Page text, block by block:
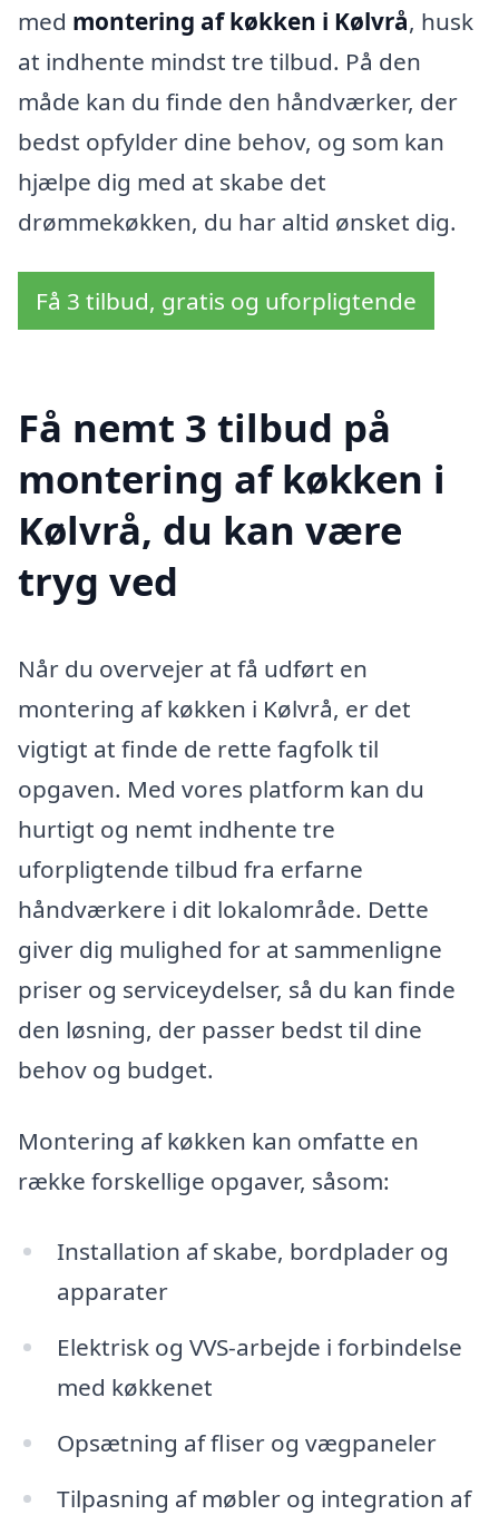
med montering af køkken i Kølvrå, husk
at indhente mindst tre tilbud. På den
måde kan du finde den håndværker, der
bedst opfylder dine behov, og som kan
hjælpe dig med at skabe det
drømmekøkken, du har altid ønsket dig.
Få 3 tilbud, gratis og uforpligtende
Få nemt 3 tilbud på
montering af køkken i
Kølvrå, du kan være
tryg ved
Når du overvejer at få udført en
montering af køkken i Kølvrå, er det
vigtigt at finde de rette fagfolk til
opgaven. Med vores platform kan du
hurtigt og nemt indhente tre
uforpligtende tilbud fra erfarne
håndværkere i dit lokalområde. Dette
giver dig mulighed for at sammenligne
priser og serviceydelser, så du kan finde
den løsning, der passer bedst til dine
behov og budget.
Montering af køkken kan omfatte en
række forskellige opgaver, såsom:
Installation af skabe, bordplader og
apparater
Elektrisk og VVS-arbejde i forbindelse
med køkkenet
Opsætning af fliser og vægpaneler
Tilpasning af møbler og integration af